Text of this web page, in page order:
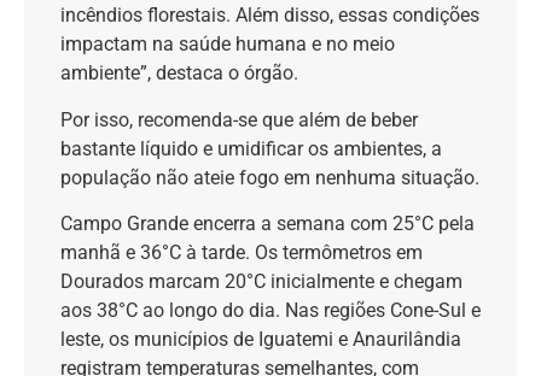
incêndios florestais. Além disso, essas condições
impactam na saúde humana e no meio
ambiente”, destaca o órgão.
Por isso, recomenda-se que além de beber
bastante líquido e umidificar os ambientes, a
população não ateie fogo em nenhuma situação.
Campo Grande encerra a semana com 25°C pela
manhã e 36°C à tarde. Os termômetros em
Dourados marcam 20°C inicialmente e chegam
aos 38°C ao longo do dia. Nas regiões Cone-Sul e
leste, os municípios de Iguatemi e Anaurilândia
registram temperaturas semelhantes, com